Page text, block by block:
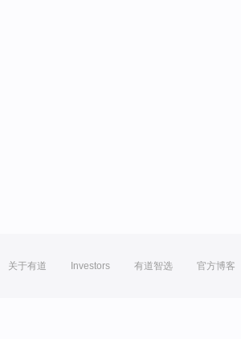
关于有道 Investors 有道智选 官方博客